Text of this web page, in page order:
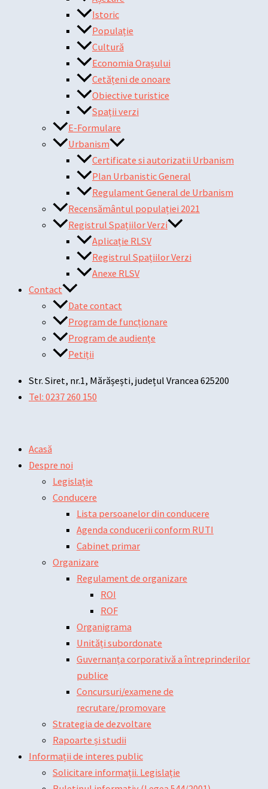
Istoric
Populație
Cultură
Economia Orașului
Cetățeni de onoare
Obiective turistice
Spații verzi
E-Formulare
Urbanism
Certificate si autorizatii Urbanism
Plan Urbanistic General
Regulament General de Urbanism
Recensământul populației 2021
Registrul Spațiilor Verzi
Aplicație RLSV
Registrul Spațiilor Verzi
Anexe RLSV
Contact
Date contact
Program de funcționare
Program de audiențe
Petiții
Str. Siret, nr.1, Mărășești, județul Vrancea 625200
Tel: 0237 260 150
Acasă
Despre noi
Legislație
Conducere
Lista persoanelor din conducere
Agenda conducerii conform RUTI
Cabinet primar
Organizare
Regulament de organizare
ROI
ROF
Organigrama
Unități subordonate
Guvernanța corporativă a întreprinderilor
publice
Concursuri/examene de
recrutare/promovare
Strategia de dezvoltare
Rapoarte și studii
Informații de interes public
Solicitare informații. Legislație